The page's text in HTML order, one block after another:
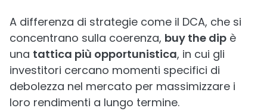
A differenza di strategie come il DCA, che si
concentrano sulla coerenza, buy the dip è
una tattica più opportunistica, in cui gli
investitori cercano momenti specifici di
debolezza nel mercato per massimizzare i
loro rendimenti a lungo termine.